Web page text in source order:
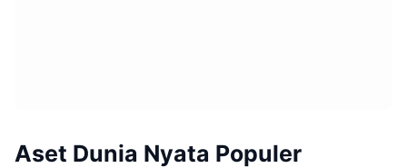
Aset Dunia Nyata Populer